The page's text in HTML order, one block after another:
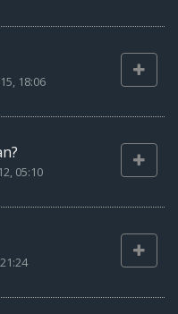
18:06
05:10